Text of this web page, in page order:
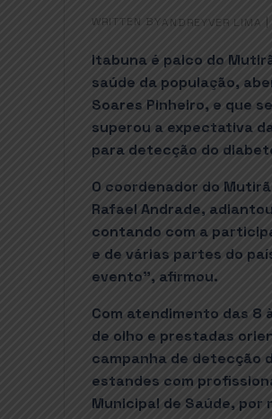
WRITTEN BY ANDREYVER LIMA
Itabuna é palco do
saúde da população,
Soares Pinheiro, e que
superou a expectativa
para detecção do
O coordenador do
Rafael Andrade,
contando com a
e de várias partes do
evento”, afirmou.
Com atendimento das 8
de olho e prestadas
campanha de detecção
estandes com
Municipal de Saúde, por